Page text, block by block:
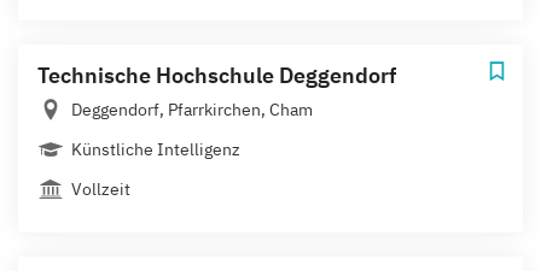
Technische Hochschule Deggendorf
Deggendorf, Pfarrkirchen, Cham
Künstliche Intelligenz
Vollzeit